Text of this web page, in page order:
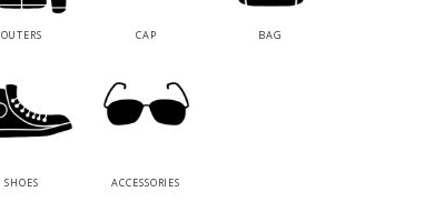
OUTERS CAP BAG
SHOES ACCESSORIES